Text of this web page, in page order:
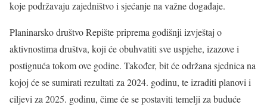
koje podržavaju zajedništvo i sjećanje na važne događaje.
Planinarsko društvo Repište priprema godišnji izvještaj o
aktivnostima društva, koji će obuhvatiti sve uspjehe, izazove i
postignuća tokom ove godine. Također, bit će održana sjednica na
kojoj će se sumirati rezultati za 2024. godinu, te izraditi planovi i
ciljevi za 2025. godinu, čime će se postaviti temelji za buduće